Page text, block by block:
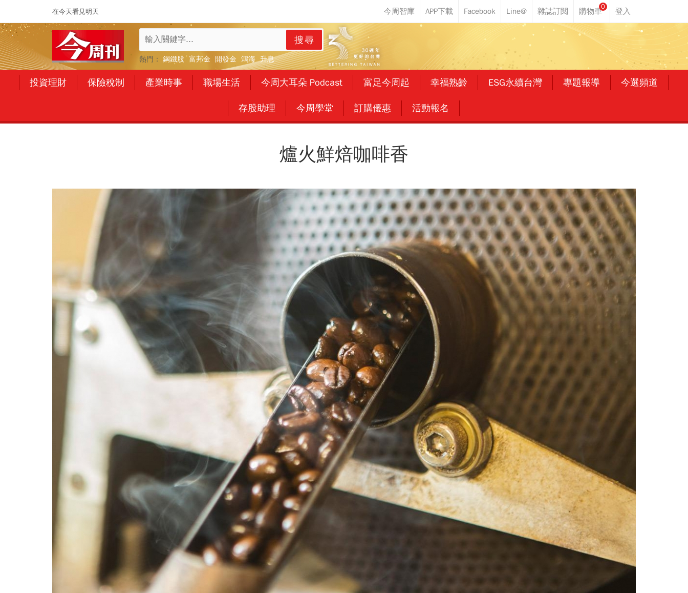
在今天看見明天
0
搜尋
熱門： 鋼鐵股 富邦金 開發金 鴻海 升息
投資理財 保險稅制 產業時事 職場生活 今周大耳朵 Podcast 富足今周起 幸福熟齡 ESG永續台灣 專題報導 今選頻道
存股助理 今周學堂 訂購優惠 活動報名
爐火鮮焙咖啡香